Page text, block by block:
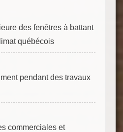
des fenêtres à battant
québécois
pendant des travaux
commerciales et